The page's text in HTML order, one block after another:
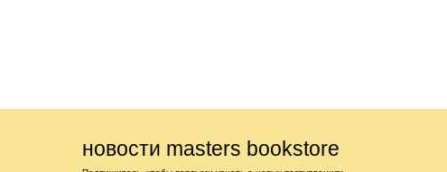
новости masters bookstore